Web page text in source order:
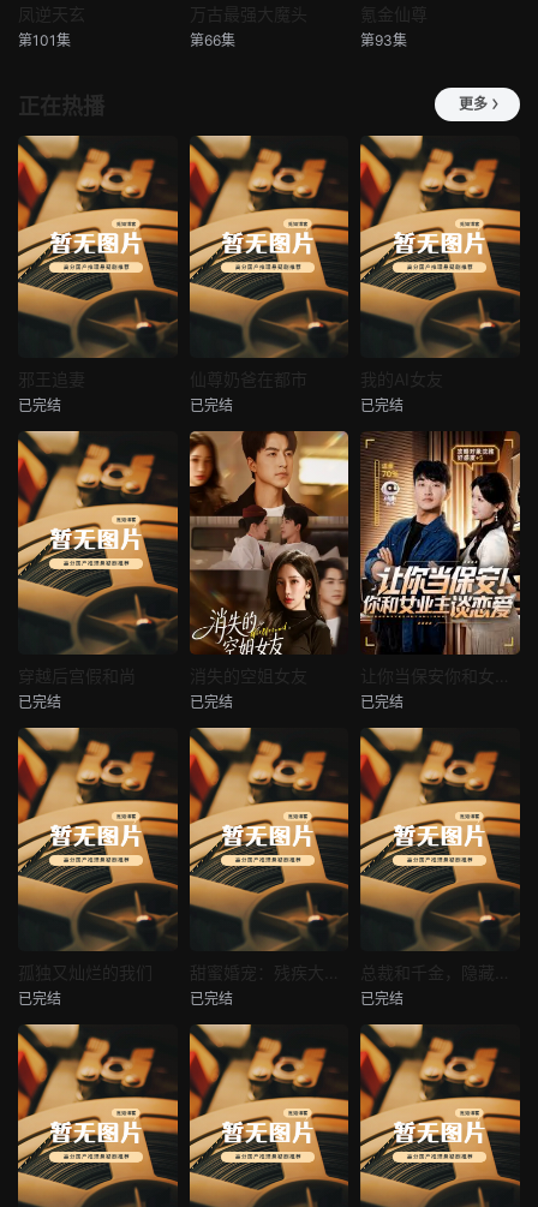
凤逆天玄
凤逆天玄
第101集
万古最强大魔头
万古最强大魔头
第66集
氪金仙尊
氪金仙尊
第93集
正在热播 更多
热播
邪王追妻
未知
邪王追妻
已完结
热播
未知
仙尊奶爸在都市
已完结
热播
我的AI女友
未知
我的AI女友
已完结
未知
穿越后宫假和尚
已完结
热播
未知
消失的空姐女友
已完结
未知
已完结
未知
孤独又灿烂的我们
已完结
热播
未知
已完结
热播
未知
已完结